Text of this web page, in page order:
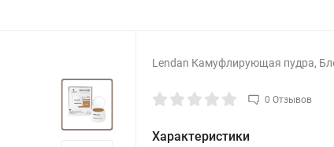
Lendan Камуфлирующая пудра,
0 Отзывов
Характеристики